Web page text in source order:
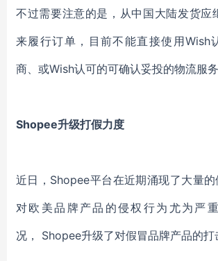
不过需要注意的是，从中国大陆发货应
来履行订单，目前不能直接使用Wish
商、或Wish认可的可确认妥投的物流服务
Shopee升级打假力度
近日，Shopee平台在近期涌现了大量
对欧美品牌产品的侵权行为尤为严
况， Shopee升级了对假冒品牌产品的打